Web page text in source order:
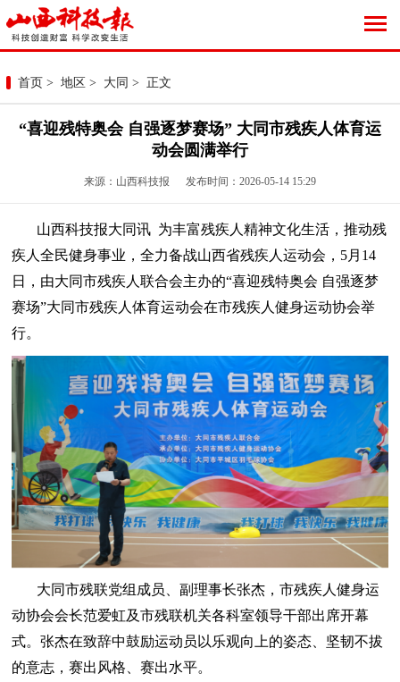
首页 > 地区 > 大同 > 正文
“喜迎残特奥会 自强逐梦赛场” 大同市残疾人体育运
动会圆满举行
来源：山西科技报 发布时间：2026-05-14 15:29
山西科技报大同讯 为丰富残疾人精神文化生活，推动残
疾人全民健身事业，全力备战山西省残疾人运动会，5月14
日，由大同市残疾人联合会主办的“喜迎残特奥会 自强逐梦
赛场”大同市残疾人体育运动会在市残疾人健身运动协会举
行。
大同市残联党组成员、副理事长张杰，市残疾人健身运
动协会会长范爱虹及市残联机关各科室领导干部出席开幕
式。张杰在致辞中鼓励运动员以乐观向上的姿态、坚韧不拔
的意志，赛出风格、赛出水平。